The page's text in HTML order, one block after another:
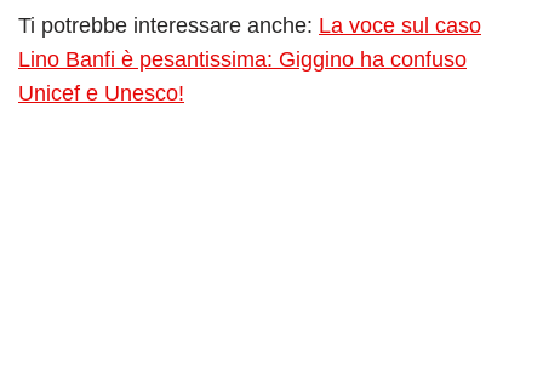
Ti potrebbe interessare anche: La voce sul caso
Lino Banfi è pesantissima: Giggino ha confuso
Unicef e Unesco!